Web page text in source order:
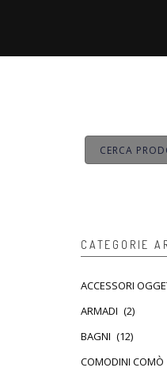
CATEGORIE
ACCESSORI
ARMADI (2)
BAGNI (12)
COMODINI COMÒ